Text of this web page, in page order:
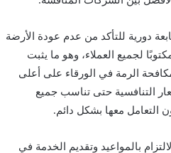
دورية للتأكد من عدم عودة الأرضة
لجميع العملاء، وهو ما يثبت
الرمة في الورقاء على أعلى
التنافسية حتى تناسب جميع
التعامل معها بشكل دائم.
بالمواعيد وتقديم الخدمة في